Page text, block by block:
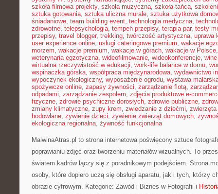
szkoła filmowa projekty, szkoła muzyczna, szkoła tańca,
sztuka gotowania, sztuka uliczna murale, sztuka użytkowa
śniadaniowe, team building event, technologia medyczna,
zdrowotne, telepsychologia, tempeh przepisy, terapia par, testy
przepisy, travel blogger, trekking, twórczość artystyczna, uprawa
user experience online, usługi cateringowe premium, wakacje
morzem, wakacje premium, wakacje w górach, wakacje w Polsce
weterynaria egzotyczna, wideofilmowanie, wideokonferencje,
wirtualna rzeczywistość w edukacji, work-life balance w domu,
wspinaczka górska, współpraca międzynarodowa, wydawnictwo
wypoczynek ekologiczny, wyposażenie ogrodu, wystawa
spożywcze online, zapasy żywności, zarządzanie flotą,
odpadami, zarządzanie zespołem, zdjęcia produktowe e-
fizyczne, zdrowie psychiczne dorosłych, zdrowie publiczne,
zmiany klimatyczne, zupy krem, zwiedzanie z dziećmi,
hodowlane, żywienie dzieci, żywienie zwierząt domowych,
ekologiczna regionalna, żywność funkcjonalna
MalwinaAtras.pl to strona internetowa poświęcony sztuce
poprawianiu zdjęć oraz tworzeniu materiałów wizualnych. To
światem kadrów łączy się z poradnikowym podejściem. Strona
osoby, które dopiero uczą się obsługi aparatu, jak i tych, którzy
obrazie cyfrowym. Kategorie: Zawód i Biznes w Fotografii i